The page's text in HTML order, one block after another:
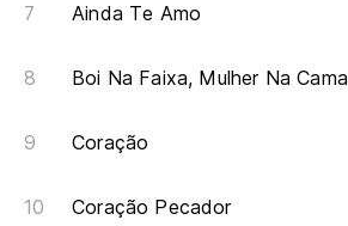
Ainda Te Amo
Boi Na Faixa, Mulher Na Cama
Coração
Coração Pecador